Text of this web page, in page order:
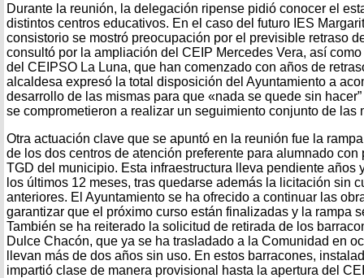
Durante la reunión, la delegación ripense pidió conocer el
distintos centros educativos. En el caso del futuro IES
consistorio se mostró preocupación por el previsible retraso
consultó por la ampliación del CEIP Mercedes Vera, así
del CEIPSO La Luna, que han comenzado con años de
alcaldesa expresó la total disposición del Ayuntamiento a
desarrollo de las mismas para que «nada se quede sin
se comprometieron a realizar un seguimiento conjunto de las
Otra actuación clave que se apuntó en la reunión fue la
de los dos centros de atención preferente para alumnado con
TGD del municipio. Esta infraestructura lleva pendiente años
los últimos 12 meses, tras quedarse además la licitación sin
anteriores. El Ayuntamiento se ha ofrecido a continuar las
garantizar que el próximo curso están finalizadas y la rampa
También se ha reiterado la solicitud de retirada de los
Dulce Chacón, que ya se ha trasladado a la Comunidad en
llevan más de dos años sin uso. En estos barracones,
impartió clase de manera provisional hasta la apertura del